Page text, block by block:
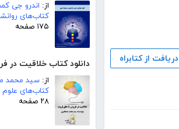
از: اندرو جی
کتاب‌های
۱۷۵ صفحه
دانلود کتاب خلاقیت در
از: سید محمد
کتاب‌های علوم
۲۸ صفحه
دریافت از کتابراه